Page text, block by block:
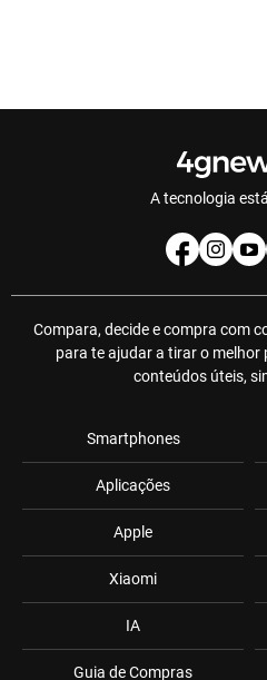
A tecnologia
Compara, decide e compra com
para te ajudar a tirar o
conteúdos úteis,
Smartphones
Aplicações
Apple
Xiaomi
IA
Guia de Compras